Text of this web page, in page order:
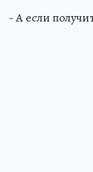
- А если